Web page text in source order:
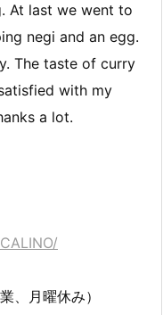
At last we went to
negi and an egg.
The taste of curry
with my
a lot.
、月曜休み）